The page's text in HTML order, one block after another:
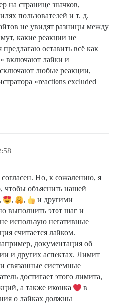
на странице значков,
пользователей и т. д.
не увидят разницы между
какие реакции не
оставить всё как
включают лайки и
любые реакции,
«reactions excluded
Но, к сожалению, я
чтобы объяснить нашей
, , ,
и другими
выполнить этот шаг и
использую негативные
считается лайком.
документация об
и других аспектах. Лимит
связанные системные
достигает этого лимита,
а также иконка
в
о лайках должны